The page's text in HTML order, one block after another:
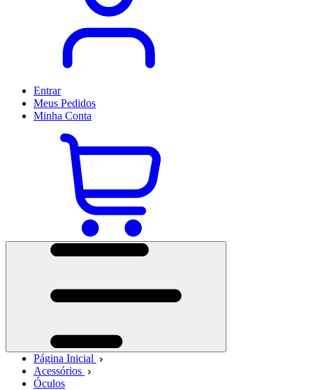
Entrar
Meus Pedidos
Minha Conta
Página Inicial
Acessórios
Óculos